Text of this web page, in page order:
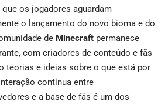
que os jogadores aguardam
o lançamento do novo bioma e do
de Minecraft permanece
com criadores de conteúdo e fãs
teorias e ideias sobre o que está por
contínua entre
e a base de fãs é um dos